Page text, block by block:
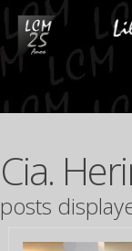
Cia.
posts